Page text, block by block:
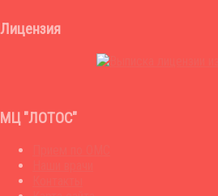
Лицензия
МЦ "ЛОТОС"